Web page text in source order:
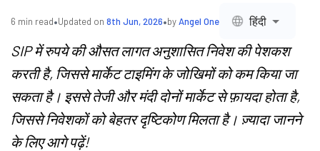
6 min read•Updated on 8th Jun, 2026•byAngel One हिंदी
SIP में रुपये की औसत लागत अनुशासित निवेश की पेशकश
करती है, जिससे मार्केट टाइमिंग के जोखिमों को कम किया जा
सकता है। इससे तेजी और मंदी दोनों मार्केट से फ़ायदा होता है,
जिससे निवेशकों को बेहतर दृष्टिकोण मिलता है। ज़्यादा जानने
के लिए आगे पढ़ें!